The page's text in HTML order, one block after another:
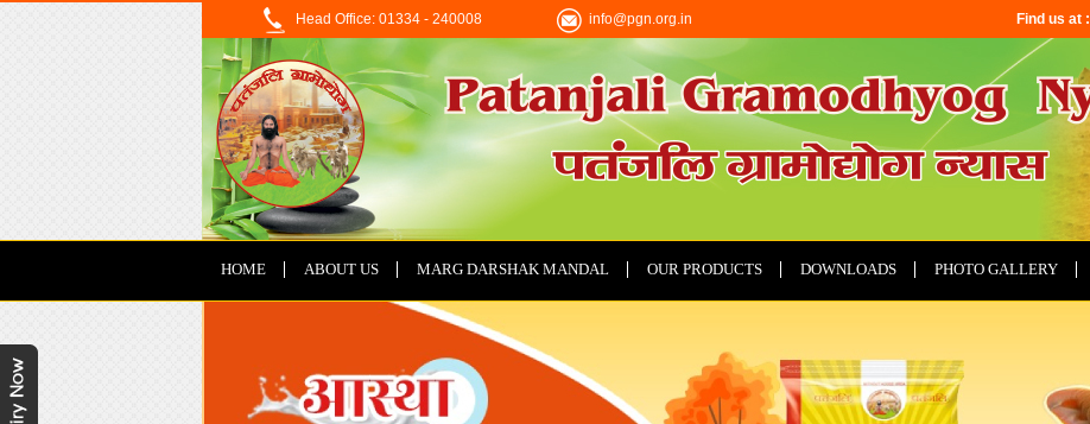
Head Office: 01334 - 240008 info@pgn.org.in Find us at :
HOME ABOUT US MARG DARSHAK MANDAL OUR PRODUCTS DOWNLOADS PHOTO GALLERY